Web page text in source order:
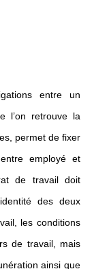
entre un
l’on retrouve la
permet de fixer
employé et
de travail doit
des deux
les conditions
de travail, mais
ainsi que